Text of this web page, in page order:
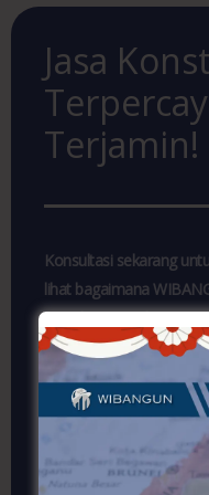
Jasa
Terjamin!
Konsultasi sekarang
lihat bagaimana
membantu Anda!.
dapatkan layanan jasa
profesional dan
penawaran khusus kami!
KONSULTASI